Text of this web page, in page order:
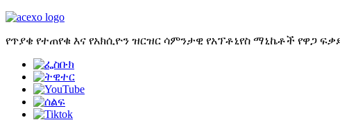
የጥያቄ የተጠየቁ እና የአክሲዮን ዝርዝር ሳምንታዊ የአፕቶኒየስ ማኒኬቶች የዋጋ